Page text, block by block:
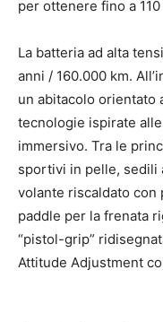
per ottenere fino a
La batteria ad alta
anni / 160.000 km.
un abitacolo orientato
tecnologie ispirate
immersivo. Tra le
sportivi in pelle, sedili
volante riscaldato
paddle per la frenata
“pistol-grip”
Attitude Adjustment